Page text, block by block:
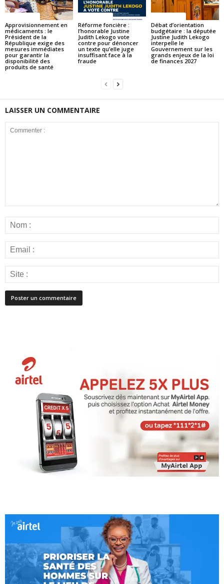
Approvisionnement en
médicaments : le
Président de la
République exige des
mesures immédiates
pour garantir la
disponibilité des
produits de santé
Réforme foncière :
l’honorable Justine
Judith Lekogo vote
contre pour dénoncer
un texte qu’elle juge
insuffisant face à la
fraude
Débat d’orientation
budgétaire : la députée
Justine Judith Lekogo
interpelle le
Gouvernement sur les
grands enjeux de la loi
de finances 2027
LAISSER UN COMMENTAIRE